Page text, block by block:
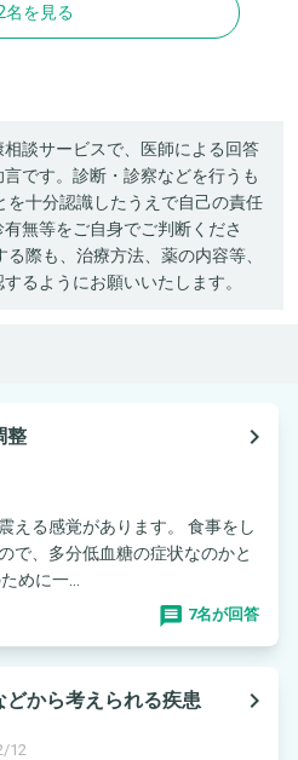
名を見る
談サービスで、医師による回答
です。診断・診察などを行うも
を十分認識したうえで自己の責任
無等をご自身でご判断くださ
際も、治療方法、薬の内容等、
るようにお願いいたします。
整
navigate_next
える感覚があります。 食事をし
で、多分低血糖の症状なのかと
めに一...
7名が回答
から考えられる疾患
navigate_next
12